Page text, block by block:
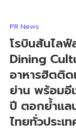
PR News
โรบินสันไล
Dining
อาหารฮิตติด
ย่าน พร้อมอี
ปี ตอกย้ำแล
ไทยทั่วประเ